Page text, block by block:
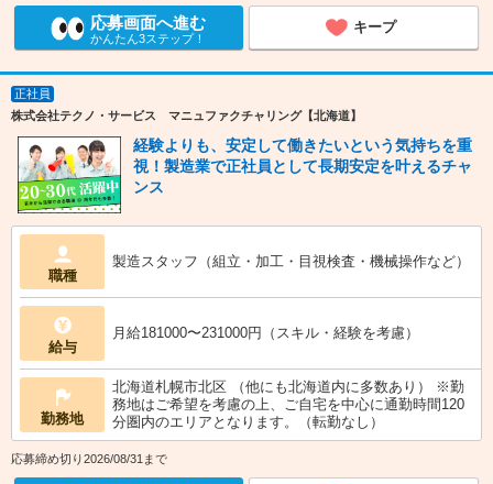
応募画面へ進む
かんたん3ステップ！
キープ
正社員
株式会社テクノ・サービス マニュファクチャリング【北海道】
経験よりも、安定して働きたいという気持ちを重
視！製造業で正社員として長期安定を叶えるチャ
ンス
職種
製造スタッフ（組立・加工・目視検査・機械操作など）
給与
月給181000〜231000円（スキル・経験を考慮）
勤務地
北海道札幌市北区 （他にも北海道内に多数あり） ※勤
務地はご希望を考慮の上、ご自宅を中心に通勤時間120
分圏内のエリアとなります。（転勤なし）
応募締め切り2026/08/31まで